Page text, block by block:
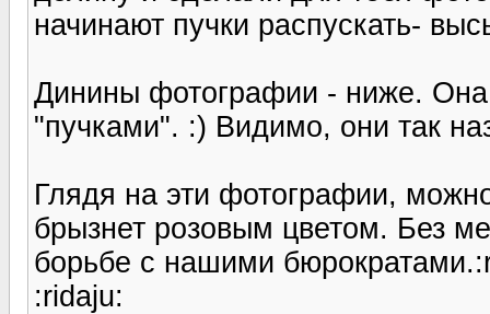
начинают пучки распускать-
Динины фотографии - ниже. Она
"пучками". :) Видимо, они так
Глядя на эти фотографии,
брызнет розовым цветом. Без
борьбе с нашими
:ridaju: